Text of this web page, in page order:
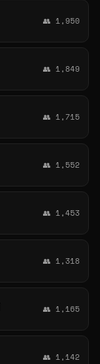
👥 1,950
👥 1,849
👥 1,715
👥 1,552
👥 1,453
👥 1,318
👥 1,165
👥 1,142